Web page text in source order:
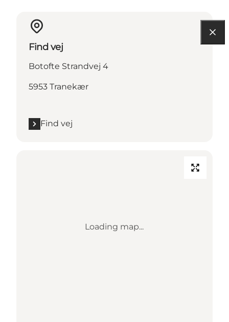
Find vej
Botofte Strandvej 4
5953 Tranekær
Find vej
Loading map...